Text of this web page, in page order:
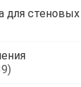
для стеновых